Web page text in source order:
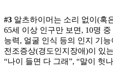
#3 알츠하이머는 소리 없이(혹
65세 이상 인구만 보면, 10명
능력, 얼굴 인식 등의 인지 기
전조증상(경도인지장애)이 있
“나이 들면 다 그래”, “말이 헛